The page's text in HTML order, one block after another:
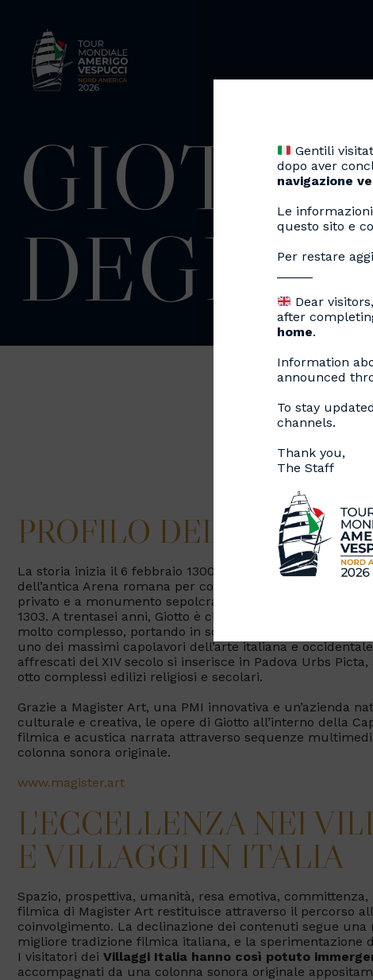
DEGLI
PROFILO
La storia inizia il 6 febbraio 1300 quando Enrico
dell’antica Arena romana per costruire un palazzo
privato e a monumento sepolcrale. Si tratta di un piccolo
1303. A trentasei anni, Giotto è chiamato a illustrare il
molto complesso, portando in scena innovazioni
uno dei massimi capolavori dell’arte italiana e
affrescati del XIV secolo si inserisce in Padova Urbs
otto complessi edilizi religiosi e secolari.
Grazie a Magister Art, una PMI innovativa e un’azienda
culturale e creativa, le opere di Giotto all’interno della
filmica e acustica narrata attraverso sequenze
colonna sonora originale.
www.magister.art
L'ECCELLENZA NEI
E VILLAGGI IN ITALIA
Spazio, prospettiva, umanità, resa emotiva,
filmica di Magister Art restituisce attraverso il percorso
coinvolgimento. La declinazione dei contenuti segue
migliore tradizione filmica italiana, e la
I visitatori dei Villaggi Italia hanno così potuto
accompagnati da una colonna sonora originale
Gentili
dopo aver
navigazione
Le
questo sito e
Per restare
Dear visitors,
after
home.
Information
announced
To stay
channels.
Thank you,
The Staff